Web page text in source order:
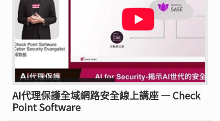
AI代理保護全域網路安全線上講座 — Check
Point Software